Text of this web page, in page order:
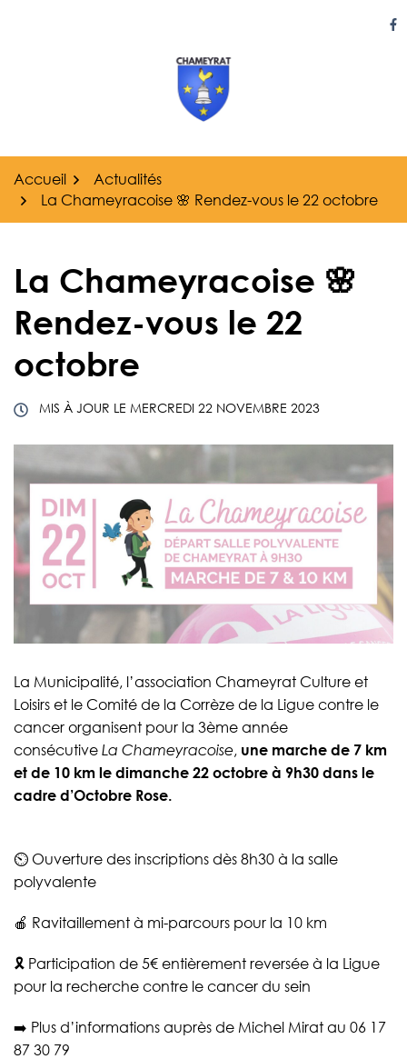
Accueil
Actualités
La Chameyracoise 🌸 Rendez-vous le 22 octobre
La Chameyracoise 🌸
Rendez-vous le 22
octobre
MIS À JOUR LE MERCREDI 22 NOVEMBRE 2023
La Municipalité, l’association Chameyrat Culture et
Loisirs et le Comité de la Corrèze de la Ligue contre le
cancer organisent pour la 3ème année
consécutive La Chameyracoise, une marche de 7 km
et de 10 km le dimanche 22 octobre à 9h30 dans le
cadre d’Octobre Rose.
⏲️ Ouverture des inscriptions dès 8h30 à la salle
polyvalente
🍎 Ravitaillement à mi-parcours pour la 10 km
🎗️ Participation de 5€ entièrement reversée à la Ligue
pour la recherche contre le cancer du sein
➡️ Plus d’informations auprès de Michel Mirat au 06 17
87 30 79